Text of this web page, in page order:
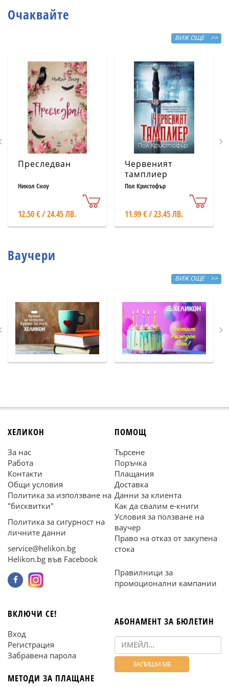
Очаквайте
ВИЖ ОЩЕ >>
Преследван
Никол Сноу
12.50 € / 24.45 ЛВ.
Червеният
тамплиер
Пол Кристофър
11.99 € / 23.45 ЛВ.
Ваучери
ВИЖ ОЩЕ >>
ХЕЛИКОН
За нас
Работа
Контакти
Общи условия
Политика за използване на
"бисквитки"
Политика за сигурност на
личните данни
service@helikon.bg
Helikon.bg във Facebook
ПОМОЩ
Търсене
Поръчка
Плащания
Доставка
Данни за клиента
Как да свалим е-книги
Условия за ползване на
ваучер
Право на отказ от закупена
стока
Правилници за
промоционални кампании
ВКЛЮЧИ СЕ!
Вход
Регистрация
Забравена парола
МЕТОДИ ЗА ПЛАЩАНЕ
АБОНАМЕНТ ЗА БЮЛЕТИН